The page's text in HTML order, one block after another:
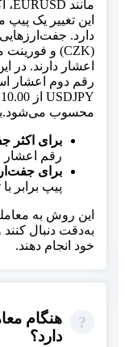
این تغییر یک
اعشار دارند. در
رقم دوم اعشار
محسوب
برای اکثر
رقم
برای
پیپ برابر
این روش به
به‌دقت دنبال
خود انجام دهند.
هنگام
دارد؟